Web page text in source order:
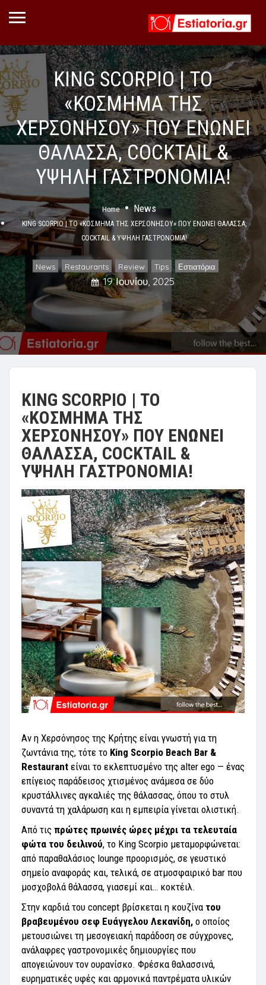
KING SCORPIO | ΤΟ
«ΚΟΣΜΗΜΑ ΤΗΣ
ΧΕΡΣΟΝΗΣΟΥ» ΠΟΥ ΕΝΩΝΕΙ
ΘΑΛΑΣΣΑ, COCKTAIL &
ΥΨΗΛΗ ΓΑΣΤΡΟΝΟΜΙΑ!
Home News
KING SCORPIO | ΤΟ «ΚΟΣΜΗΜΑ ΤΗΣ ΧΕΡΣΟΝΗΣΟΥ» ΠΟΥ ΕΝΩΝΕΙ ΘΑΛΑΣΣΑ,
COCKTAIL & ΥΨΗΛΗ ΓΑΣΤΡΟΝΟΜΙΑ!
News , Restaurants , Review Tips , Εστιατόρια
19 Ιουνίου, 2025
KING SCORPIO | ΤΟ
«ΚΟΣΜΗΜΑ ΤΗΣ
ΧΕΡΣΟΝΗΣΟΥ» ΠΟΥ ΕΝΩΝΕΙ
ΘΑΛΑΣΣΑ, COCKTAIL &
ΥΨΗΛΗ ΓΑΣΤΡΟΝΟΜΙΑ!
Αν η Χερσόνησος της Κρήτης είναι γνωστή για τη
ζωντάνια της, τότε το King Scorpio Beach Bar &
Restaurant είναι το εκλεπτυσμένο της alter ego — ένας
επίγειος παράδεισος χτισμένος ανάμεσα σε δύο
κρυστάλλινες αγκαλιές της θάλασσας, όπου το στυλ
συναντά τη χαλάρωση και η εμπειρία γίνεται ολιστική.
Από τις πρώτες πρωινές ώρες μέχρι τα τελευταία
φώτα του δειλινού, το King Scorpio μεταμορφώνεται:
από παραθαλάσιος lounge προορισμός, σε γευστικό
σημείο αναφοράς και, τελικά, σε ατμοσφαιρικό bar που
μοσχοβολά θάλασσα, γιασεμί και… κοκτέιλ.
Στην καρδιά του concept βρίσκεται η κουζίνα του
βραβευμένου σεφ Ευάγγελου Λεκανίδη, ο οποίος
μετουσιώνει τη μεσογειακή παράδοση σε σύγχρονες,
ανάλαφρες γαστρονομικές δημιουργίες που
απογειώνουν τον ουρανίσκο. Φρέσκα θαλασσινά,
ευρηματικές υφές και αρμονικά παντρέματα υλικών